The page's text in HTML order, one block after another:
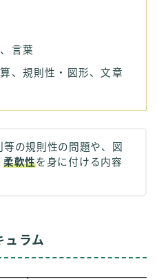
言葉
、規則性・図形、文章
の規則性の問題や、図
柔軟性を身に付ける内容
ュラム